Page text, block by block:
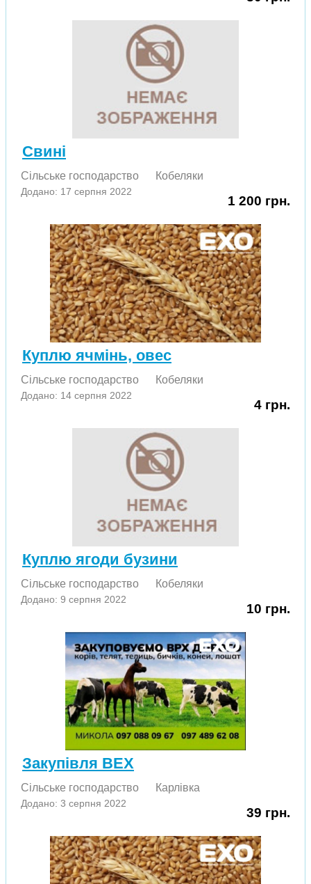
Свині
Сільське господарство Кобеляки
Додано: 17 серпня 2022
1 200 грн.
Куплю ячмінь, овес
Сільське господарство Кобеляки
Додано: 14 серпня 2022
4 грн.
Куплю ягоди бузини
Сільське господарство Кобеляки
Додано: 9 серпня 2022
10 грн.
Закупівля ВЕХ
Сільське господарство Карлівка
Додано: 3 серпня 2022
39 грн.